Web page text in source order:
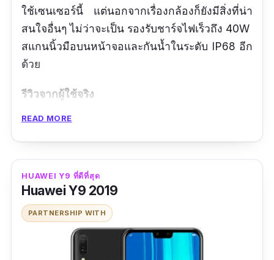
ใช้เซนเซอร์นี้ แต่นอกจากเรื่องกล้องก็ยังมีสิ่งที่น่า
สนใจอื่นๆ ไม่ว่าจะเป็น รองรับชาร์จไฟเร็วถึง 40W
สแกนนิ้วมือบนหน้าจอและกันน้ำในระดับ IP68 อีก
ด้วย
รีวิวจากผู้ใช้จริง
กล้องสุดจริงๆ ไม่มีใครเท่าได้เลย ณ ตอนนี้
ข้อดี
รองรับชาร์จไฟเร็วถึง 40W
กันน้ำระดับ IP68
ดัน ISO ได้ถึง 409,600
READ MORE
HUAWEI Y9 ที่ดีที่สุด
Huawei Y9 2019
PARTNERSHIP WITH